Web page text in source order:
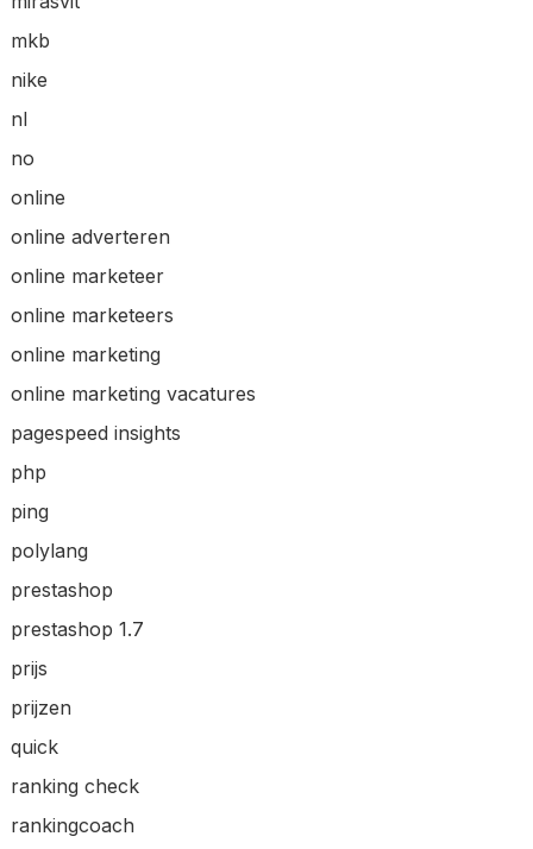
mkb
nike
nl
no
online
online adverteren
online marketeer
online marketeers
online marketing
online marketing vacatures
pagespeed insights
php
ping
polylang
prestashop
prestashop 1.7
prijs
prijzen
quick
ranking check
rankingcoach